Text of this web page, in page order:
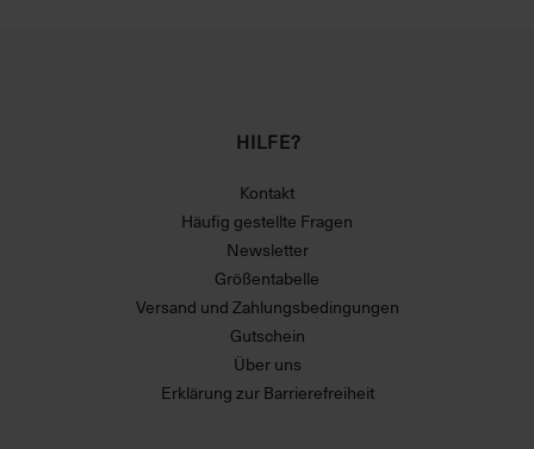
HILFE?
Kontakt
Häufig gestellte Fragen
Newsletter
Größentabelle
Versand und Zahlungsbedingungen
Gutschein
Über uns
Erklärung zur Barrierefreiheit